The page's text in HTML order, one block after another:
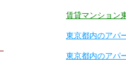
賃貸マンション
東京都内のアパ
東京都内のアパ